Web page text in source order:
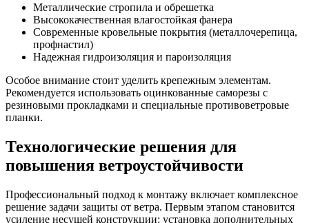
Металлические стропила и обрешетка
Высококачественная влагостойкая фанера
Современные кровельные покрытия (металлочерепица,
профнастил)
Надежная гидроизоляция и пароизоляция
Особое внимание стоит уделить крепежным элементам.
Рекомендуется использовать оцинкованные саморезы с
резиновыми прокладками и специальные противоветровые
планки.
Технологические решения для
повышения ветроустойчивости
Профессиональный подход к монтажу включает комплексное
решение задачи защиты от ветра. Первым этапом становится
усиление несущей конструкции: установка дополнительных